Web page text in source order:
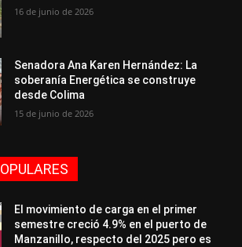
16 de junio de 2026
Senadora Ana Karen Hernández: La
soberanía Energética se construye
desde Colima
15 de junio de 2026
El movimiento de carga en el primer
semestre creció 4.9% en el puerto de
Manzanillo, respecto del 2025 pero es